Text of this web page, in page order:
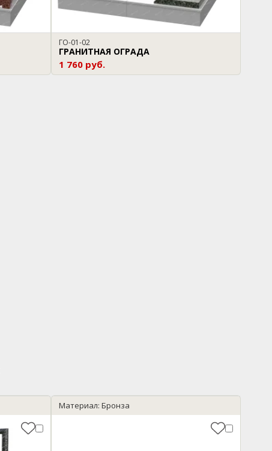
ГО-01-02
ГРАНИТНАЯ ОГРАДА
1 760 руб.
Материал: Бронза